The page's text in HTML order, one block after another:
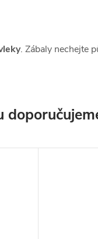
. Zábaly nechejte